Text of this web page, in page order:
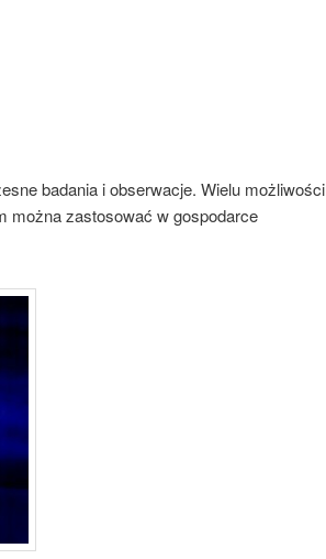
badania i obserwacje. Wielu możliwości
można zastosować w gospodarce